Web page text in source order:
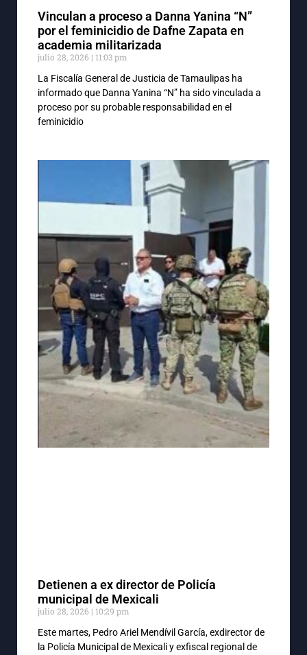
Vinculan a proceso a Danna Yanina “N”
por el feminicidio de Dafne Zapata en
academia militarizada
julio 28, 2026
11:03 pm
La Fiscalía General de Justicia de Tamaulipas ha
informado que Danna Yanina “N” ha sido vinculada a
proceso por su probable responsabilidad en el
feminicidio
Detienen a ex director de Policía
municipal de Mexicali
julio 28, 2026
10:29 pm
Este martes, Pedro Ariel Mendívil García, exdirector de
la Policía Municipal de Mexicali y exfiscal regional de